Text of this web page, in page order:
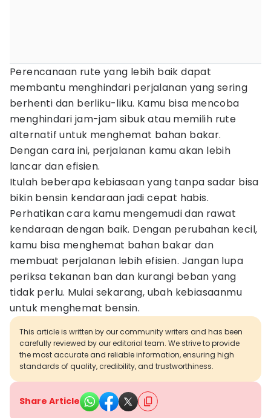
Perencanaan rute yang lebih baik dapat
membantu menghindari perjalanan yang sering
berhenti dan berliku-liku. Kamu bisa mencoba
menghindari jam-jam sibuk atau memilih rute
alternatif untuk menghemat bahan bakar.
Dengan cara ini, perjalanan kamu akan lebih
lancar dan efisien.
Itulah beberapa kebiasaan yang tanpa sadar bisa
bikin bensin kendaraan jadi cepat habis.
Perhatikan cara kamu mengemudi dan rawat
kendaraan dengan baik. Dengan perubahan kecil,
kamu bisa menghemat bahan bakar dan
membuat perjalanan lebih efisien. Jangan lupa
periksa tekanan ban dan kurangi beban yang
tidak perlu. Mulai sekarang, ubah kebiasaanmu
untuk menghemat bensin.
This article is written by our community writers and has been
carefully reviewed by our editorial team. We strive to provide
the most accurate and reliable information, ensuring high
standards of quality, credibility, and trustworthiness.
Share Article